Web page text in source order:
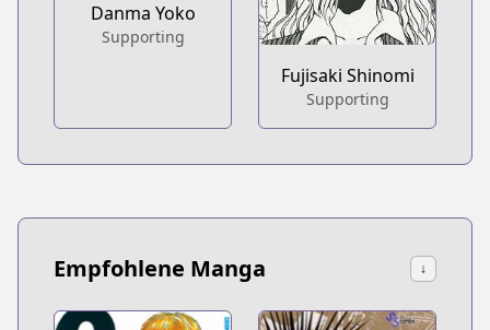
Danma Yoko
Supporting
Fujisaki Shinomi
Supporting
Empfohlene Manga ↓